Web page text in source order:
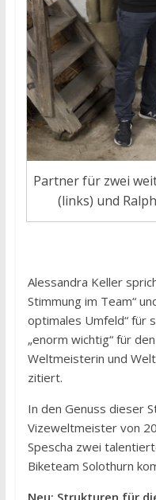
Partner für zwei
(links) und
Alessandra Keller
Stimmung im Team“
optimales Umfeld“ für
„enorm wichtig“ für
Weltmeisterin und
zitiert.
In den Genuss dieser
Vizeweltmeister von
Spescha zwei
Biketeam Solothurn
Neu: Strukturen für